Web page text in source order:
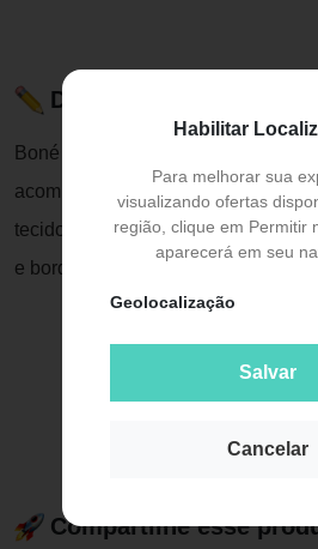
Habilitar
Para melhorar sua
visualizando ofertas
região, clique em Permitir
aparecerá em seu
Geolocalização
Salvar
Cancelar
Descrição do Produto
Boné trucker mormaii, unindo
acompanhar nos seus melhores
tecido microfibra, tela e frontal
e bordado eva.
Compartilhe esse